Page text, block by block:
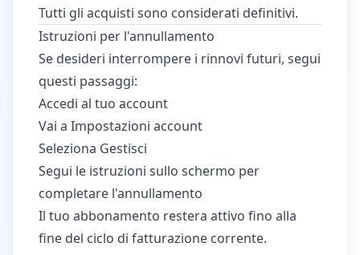
Tutti gli acquisti sono considerati definitivi.
Istruzioni per l'annullamento
Se desideri interrompere i rinnovi futuri, segui
questi passaggi:
Accedi al tuo account
Vai a Impostazioni account
Seleziona Gestisci
Segui le istruzioni sullo schermo per
completare l'annullamento
Il tuo abbonamento restera attivo fino alla
fine del ciclo di fatturazione corrente.